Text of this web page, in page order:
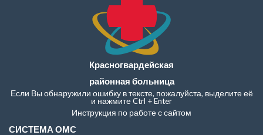
Красногвардейская
районная больница
Если Вы обнаружили ошибку в тексте, пожалуйста, выделите её
и нажмите Ctrl + Enter
Инструкция по работе с сайтом
СИСТЕМА ОМС